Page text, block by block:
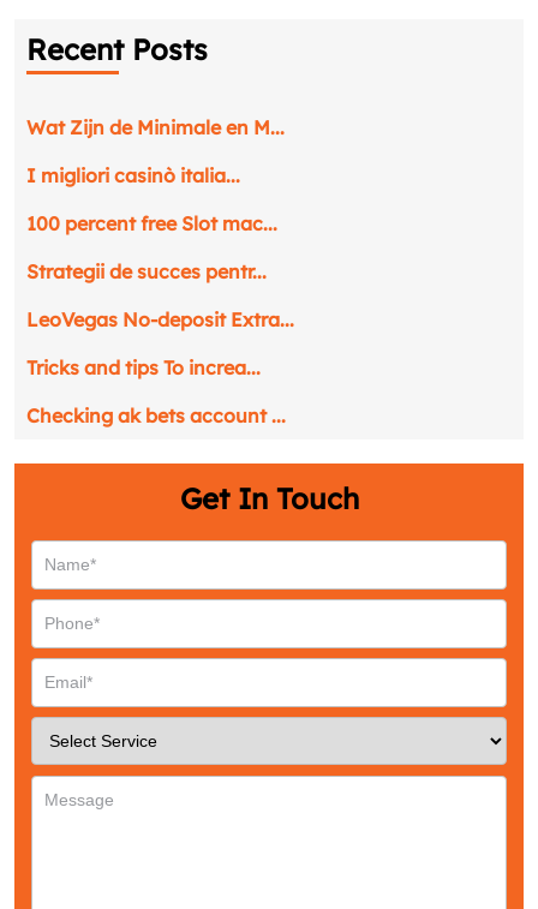
Name*
Phone*
Service
Message
Recent Posts
Wat Zijn de Minimale en M...
I migliori casinò italia...
100 percent free Slot mac...
Strategii de succes pentr...
LeoVegas No-deposit Extra...
Tricks and tips To increa...
Checking ak bets account ...
Get In Touch